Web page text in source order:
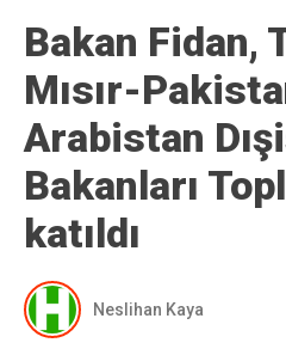
Bakan Fidan,
Mısır-
Arabistan
Bakanları
katıldı
Neslihan Kaya